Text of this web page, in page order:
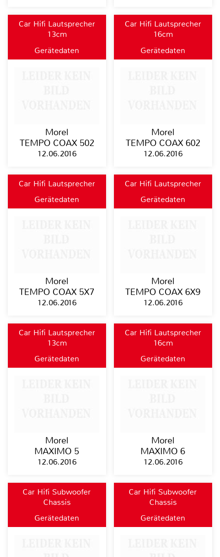
Car Hifi Lautsprecher
13cm
Gerätedaten
Morel
TEMPO COAX 502
12.06.2016
Car Hifi Lautsprecher
16cm
Gerätedaten
Morel
TEMPO COAX 602
12.06.2016
Car Hifi Lautsprecher
Gerätedaten
Morel
TEMPO COAX 5X7
12.06.2016
Car Hifi Lautsprecher
Gerätedaten
Morel
TEMPO COAX 6X9
12.06.2016
Car Hifi Lautsprecher
13cm
Gerätedaten
Morel
MAXIMO 5
12.06.2016
Car Hifi Lautsprecher
16cm
Gerätedaten
Morel
MAXIMO 6
12.06.2016
Car Hifi Subwoofer
Chassis
Gerätedaten
Car Hifi Subwoofer
Chassis
Gerätedaten